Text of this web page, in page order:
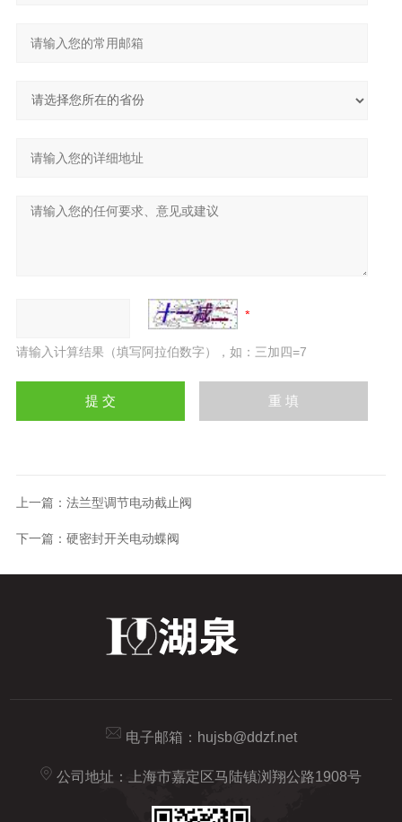
请输入计算结果（填写阿拉伯数字），如：三加四=7
上一篇： 法兰型调节电动截止阀
下一篇： 硬密封开关电动蝶阀
电子邮箱： hujsb@ddzf.net
公司地址：上海市嘉定区马陆镇浏翔公路1908号